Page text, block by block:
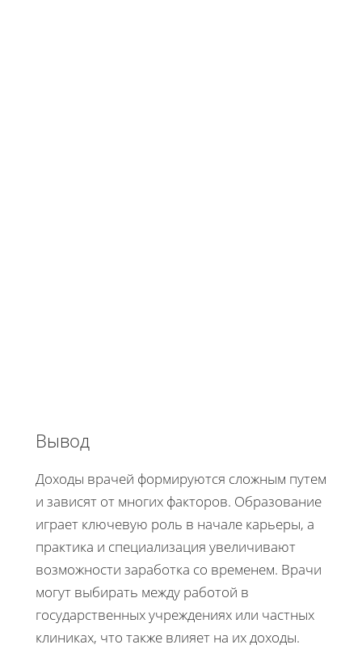
Вывод
Доходы врачей формируются сложным путем
и зависят от многих факторов. Образование
играет ключевую роль в начале карьеры, а
практика и специализация увеличивают
возможности заработка со временем. Врачи
могут выбирать между работой в
государственных учреждениях или частных
клиниках, что также влияет на их доходы.